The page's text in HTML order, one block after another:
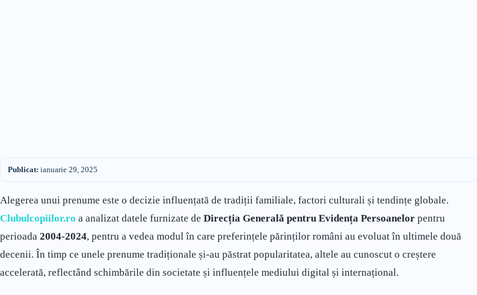
Publicat: ianuarie 29, 2025
Alegerea unui prenume este o decizie influențată de tradiții familiale, factori culturali și tendințe globale.
Clubulcopiilor.ro a analizat datele furnizate de Direcția Generală pentru Evidența Persoanelor pentru
perioada 2004-2024, pentru a vedea modul în care preferințele părinților români au evoluat în ultimele două
decenii. În timp ce unele prenume tradiționale și-au păstrat popularitatea, altele au cunoscut o creștere
accelerată, reflectând schimbările din societate și influențele mediului digital și internațional.